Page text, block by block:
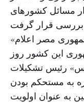
مسائل کشورهای
«بسام راضی» سخنگوی ریاست جمهوری مصر اعلام
این کشور روز
رئیس تشکیلات
به مستحکم بودن
به عنوان اولویت